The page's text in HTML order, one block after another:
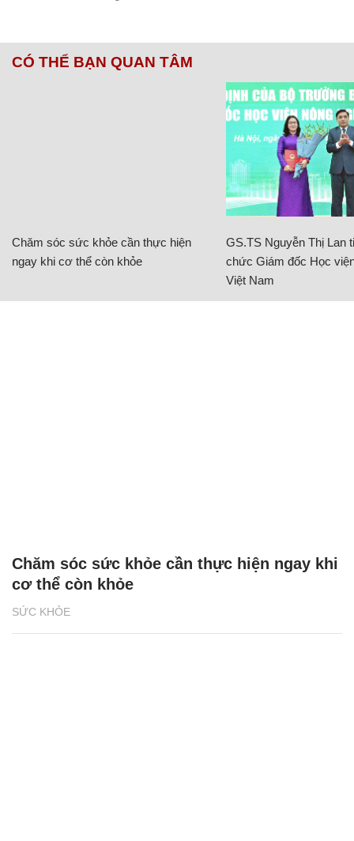
CÓ THỂ BẠN QUAN TÂM
Chăm sóc sức khỏe cần thực hiện
ngay khi cơ thể còn khỏe
GS.TS Nguyễn Thị Lan
chức Giám đốc Học
Việt Nam
SỨC KHỎE
Chăm sóc sức khỏe cần thực hiện ngay khi
cơ thể còn khỏe